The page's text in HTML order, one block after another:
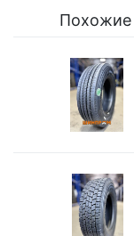
Похожие